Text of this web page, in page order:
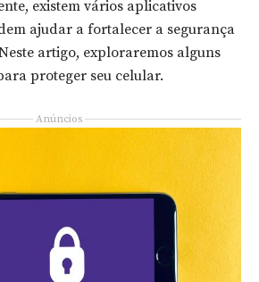
existem vários aplicativos
ajudar a fortalecer a segurança
artigo, exploraremos alguns
proteger seu celular.
Anúncios